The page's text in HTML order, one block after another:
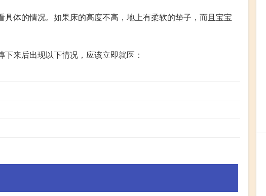
体的情况。如果床的高度不高，地上有柔软的垫子，而且宝宝
来后出现以下情况，应该立即就医：